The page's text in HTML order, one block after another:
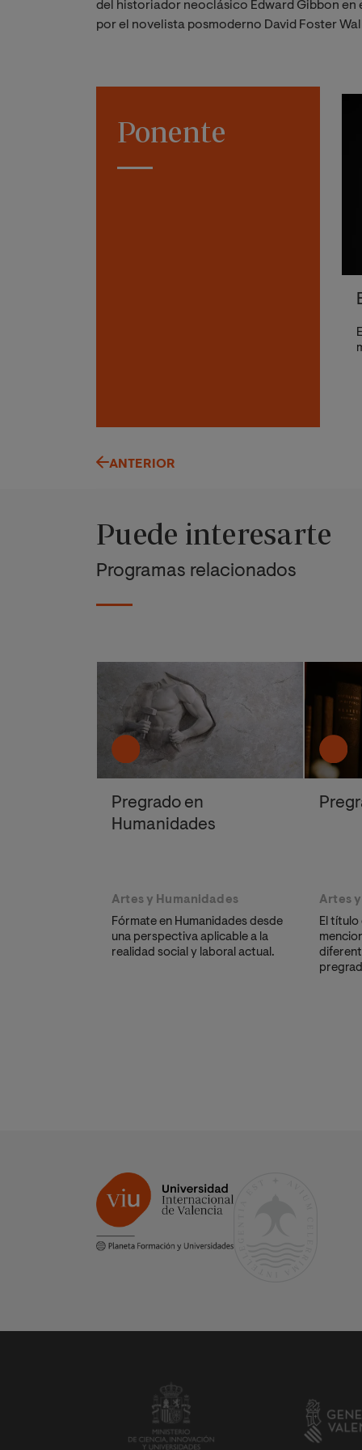
del historiador neoclásico Edward Gibbon en
por el novelista posmoderno David Foster
Ponente
ANTERIOR
Puede interesarte
Programas relacionados
Pregrado en
Humanidades
Artes y Humanidades
Fórmate en Humanidades desde
una perspectiva aplicable a la
realidad social y laboral actual.
Artes
El